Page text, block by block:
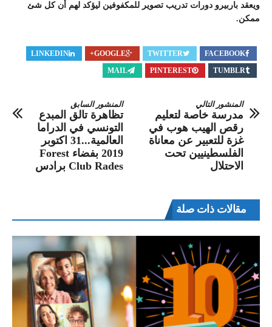
ويعقد باربيرو دورات تدريب تصوير للمكفوفين ليؤكد لهم أن كل شئ
ممكن.
FACEBOOK
TWITTER
GOOGLE+
LINKEDIN
TUMBLR
PINTEREST
MAIL
المنشور السابق
تظاهرة تالق المبدع
التونسي في الدراما
العالمية...31 اكتوبر
2019 بفضاء Forest
Club Rades برادس
المنشور التالي
مدرسة خاصة لتعليم
رقص الهيب هوب في
غزة للتعبير عن معاناة
الفلسطينيين تحت
الاحتلال
مقالات ذات صلة